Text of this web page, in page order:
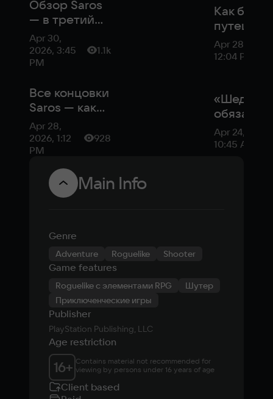
Обзор Saros
— в третий
раз я это не
куплю
Apr 30,
2026, 3:45
PM
1.1k
Все концовки
Saros — как
получить
истинную и
секретную
Apr 28,
2026, 1:12
PM
928
Как
в Saros
Apr 28,
12:04 PM
«Шедевр
главное
Apr 24, 2026,
10:45 AM
Main Info
Genre
Adventure Roguelike Shooter
Game features
Roguelike с элементами RPG
Шутер
Приключенческие игры
Publisher
PlayStation Publishing, LLC
Age restriction
16+ Contains material not recommended for
viewing by persons under 16 years of age
Client based